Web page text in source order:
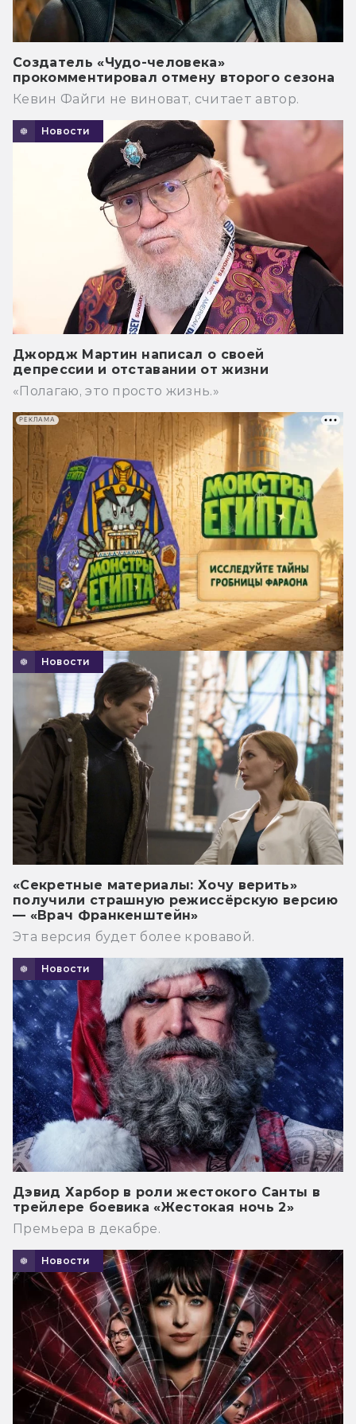
Создатель «Чудо-человека»
прокомментировал отмену второго сезона
Кевин Файги не виноват, считает автор.
Новости
Джордж Мартин написал о своей
депрессии и отставании от жизни
«Полагаю, это просто жизнь.»
Новости
«Секретные материалы: Хочу верить»
получили страшную режиссёрскую версию
— «Врач Франкенштейн»
Эта версия будет более кровавой.
Новости
Дэвид Харбор в роли жестокого Санты в
трейлере боевика «Жестокая ночь 2»
Премьера в декабре.
Новости
РЕКЛАМА